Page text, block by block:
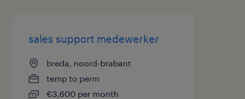
sales support medewerker
breda, noord-brabant
temp to perm
€3,600 per month